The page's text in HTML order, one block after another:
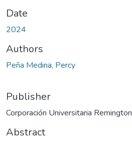
Date
2024
Authors
Peña Medina, Percy
Publisher
Corporación Universitaria Remington
Abstract